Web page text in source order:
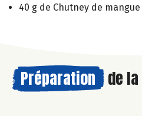
40 g de Chutney de mangue
Préparation de la